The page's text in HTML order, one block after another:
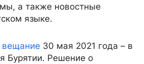
а также новостные
языке.
вещание 30 мая 2021 года – в
Бурятии. Решение о